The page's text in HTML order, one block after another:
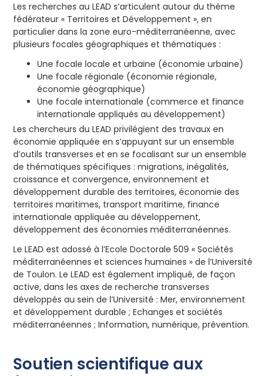
Les recherches au LEAD s’articulent autour du thème
fédérateur « Territoires et Développement », en
particulier dans la zone euro-méditerranéenne, avec
plusieurs focales géographiques et thématiques :
Une focale locale et urbaine (économie urbaine)
Une focale régionale (économie régionale,
économie géographique)
Une focale internationale (commerce et finance
internationale appliqués au développement)
Les chercheurs du LEAD privilégient des travaux en
économie appliquée en s’appuyant sur un ensemble
d’outils transverses et en se focalisant sur un ensemble
de thématiques spécifiques : migrations, inégalités,
croissance et convergence, environnement et
développement durable des territoires, économie des
territoires maritimes, transport maritime, finance
internationale appliquée au développement,
développement des économies méditerranéennes.
Le LEAD est adossé à l’Ecole Doctorale 509 « Sociétés
méditerranéennes et sciences humaines » de l’Université
de Toulon. Le LEAD est également impliqué, de façon
active, dans les axes de recherche transverses
développés au sein de l’Université : Mer, environnement
et développement durable ; Echanges et sociétés
méditerranéennes ; Information, numérique, prévention.
Soutien scientifique aux